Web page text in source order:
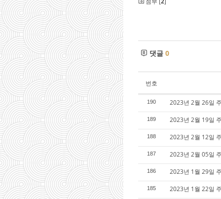
댓글 0
번호
190 2023년 2월 26일
189 2023년 2월 19일
188 2023년 2월 12일
187 2023년 2월 05일
186 2023년 1월 29일
185 2023년 1월 22일